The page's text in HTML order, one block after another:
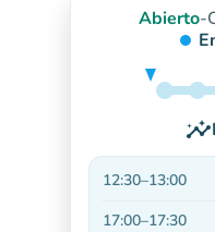
Abierto-
insights
12:30–13:00
17:00–17:30